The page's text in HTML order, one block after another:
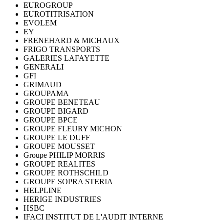
EUROGROUP
EUROTITRISATION
EVOLEM
EY
FRENEHARD & MICHAUX
FRIGO TRANSPORTS
GALERIES LAFAYETTE
GENERALI
GFI
GRIMAUD
GROUPAMA
GROUPE BENETEAU
GROUPE BIGARD
GROUPE BPCE
GROUPE FLEURY MICHON
GROUPE LE DUFF
GROUPE MOUSSET
Groupe PHILIP MORRIS
GROUPE REALITES
GROUPE ROTHSCHILD
GROUPE SOPRA STERIA
HELPLINE
HERIGE INDUSTRIES
HSBC
IFACI INSTITUT DE L'AUDIT INTERNE